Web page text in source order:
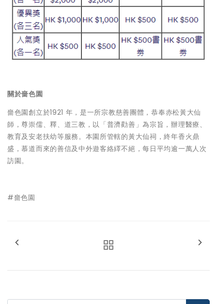
關於嗇色園
嗇色園創立於1921 年，是一所宗教慈善團體，恭奉赤松黃大仙
師，尊崇儒、釋、道三教，以「普濟勸善」為宗旨，辦理醫療、
教育及安老扶幼等服務。本園所管轄的黃大仙祠，終年香火鼎
盛，慕道而來的善信及中外遊客絡繹不絕，每日平均逾一萬人次
訪園。
#嗇色園